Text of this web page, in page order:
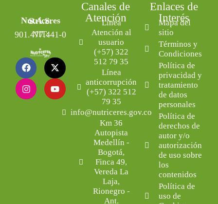
Nutriceres S.A.S.
NIT: 901.477.441-0
Canales de
Atención
Línea
Atención al
usuario
(+57) 322
512 79 35
Línea
anticorrupción
(+57) 322 512
79 35
info@nutriceres.gov.co
Km 36
Autopista
Medellín -
Bogotá,
Finca 49,
Vereda La
Laja,
Rionegro -
Ant.
Enlaces de
Interés
Mapa del
sitio
Términos y
Condiciones
Política de
privacidad y
tratamiento
de datos
personales
Política de
derechos de
autor y/o
autorización
de uso sobre
los
contenidos
Política de
uso de